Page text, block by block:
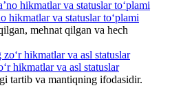
hikmatlar va statuslar to‘plami
mehnat qilgan va hech
hikmatlar va asl statuslar
tartib va mantiqning ifodasidir.